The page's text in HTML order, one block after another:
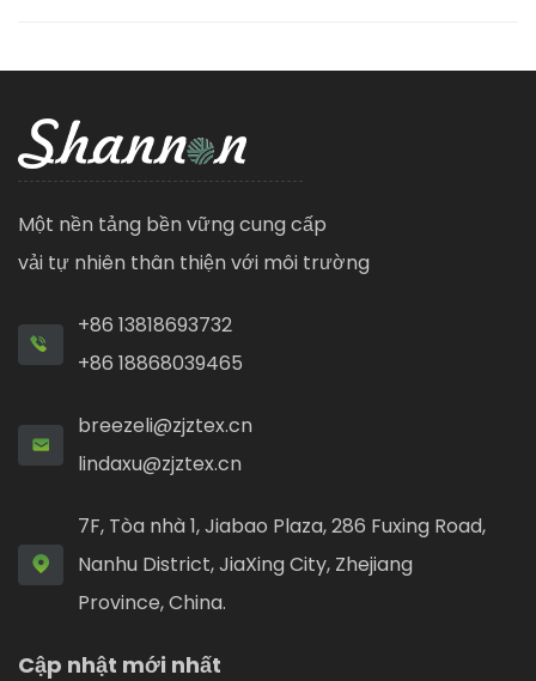
Một nền tảng bền vững cung cấp
vải tự nhiên thân thiện với môi trường
+86 13818693732
+86 18868039465
breezeli@zjztex.cn
lindaxu@zjztex.cn
7F, Tòa nhà 1, Jiabao Plaza, 286 Fuxing Road,
Nanhu District, JiaXing City, Zhejiang
Province, China.
Cập nhật mới nhất